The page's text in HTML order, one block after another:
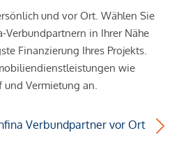
und vor Ort. Wählen Sie
Verbundpartnern in Ihrer Nähe
Finanzierung Ihres Projekts.
wie
und Vermietung an.
Verbundpartner vor Ort